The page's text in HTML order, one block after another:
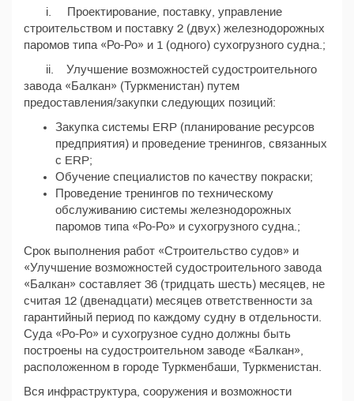
i. Проектирование, поставку, управление
строительством и поставку 2 (двух) железнодорожных
паромов типа «Ро-Ро» и 1 (одного) сухогрузного судна.;
ii. Улучшение возможностей судостроительного
завода «Балкан» (Туркменистан) путем
предоставления/закупки следующих позиций:
Закупка системы ERP (планирование ресурсов
предприятия) и проведение тренингов, связанных
с ERP;
Обучение специалистов по качеству покраски;
Проведение тренингов по техническому
обслуживанию системы железнодорожных
паромов типа «Ро-Ро» и сухогрузного судна.;
Срок выполнения работ «Строительство судов» и
«Улучшение возможностей судостроительного завода
«Балкан» составляет 36 (тридцать шесть) месяцев, не
считая 12 (двенадцати) месяцев ответственности за
гарантийный период по каждому судну в отдельности.
Суда «Ро-Ро» и сухогрузное судно должны быть
построены на судостроительном заводе «Балкан»,
расположенном в городе Туркменбаши, Туркменистан.
Вся инфраструктура, сооружения и возможности